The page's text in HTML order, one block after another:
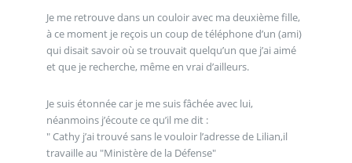
Je me retrouve dans un couloir avec ma deuxième fille,
à ce moment je reçois un coup de téléphone d’un (ami)
qui disait savoir où se trouvait quelqu’un que j’ai aimé
et que je recherche, même en vrai d’ailleurs.
Je suis étonnée car je me suis fâchée avec lui,
néanmoins j’écoute ce qu’il me dit :
" Cathy j’ai trouvé sans le vouloir l’adresse de Lilian,il
travaille au "Ministère de la Défense"